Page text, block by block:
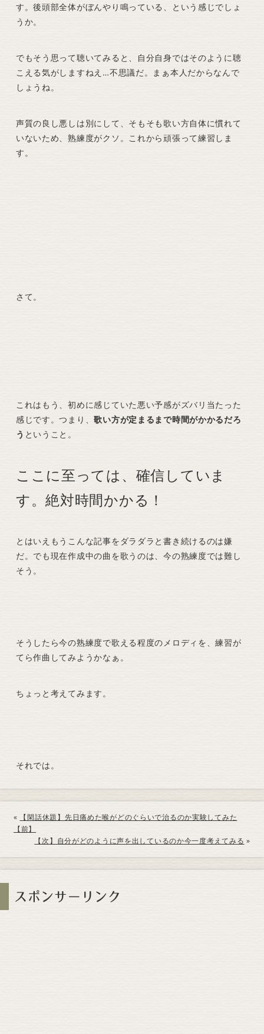
す。後頭部全体がぼんやり鳴っている、という感じでしょ
うか。
でもそう思って聴いてみると、自分自身ではそのように聴
こえる気がしますねえ…不思議だ。まぁ本人だからなんで
しょうね。
声質の良し悪しは別にして、そもそも歌い方自体に慣れて
いないため、熟練度がクソ。これから頑張って練習しま
す。
さて。
これはもう、初めに感じていた悪い予感がズバリ当たった
感じです。つまり、歌い方が定まるまで時間がかかるだろ
う ということ。
ここに至っては、確信していま
す。絶対時間かかる！
とはいえもうこんな記事をダラダラと書き続けるのは嫌
だ。でも現在作成中の曲を歌うのは、今の熟練度では難し
そう。
そうしたら今の熟練度で歌える程度のメロディを、練習が
てら作曲してみようかなぁ。
ちょっと考えてみます。
それでは。
«
【閑話休題】先日痛めた喉がどのぐらいで治るのか実験してみた
【前】
【次】自分がどのように声を出しているのか今一度考えてみる »
スポンサーリンク